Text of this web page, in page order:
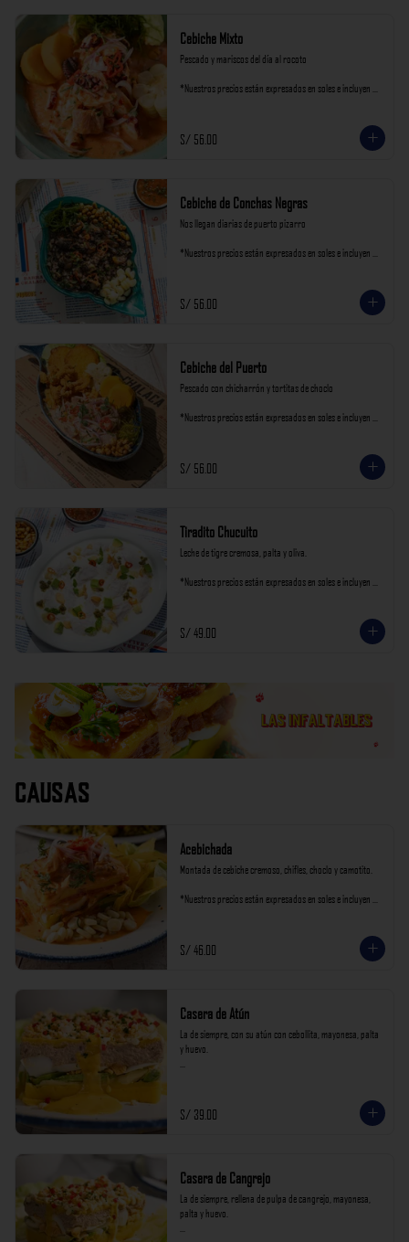
Cebiche Mixto
Pescado y mariscos del día al rocoto
*Nuestros precios están expresados en soles e incluyen
S/ 56.00
Cebiche de Conchas Negras
Nos llegan diarias de puerto pizarro
*Nuestros precios están expresados en soles e incluyen
S/ 56.00
Cebiche del Puerto
Pescado con chicharrón y tortitas de choclo
*Nuestros precios están expresados en soles e incluyen
S/ 56.00
Tiradito Chucuito
Leche de tigre cremosa, palta y oliva.
*Nuestros precios están expresados en soles e incluyen
S/ 49.00
Causas
Acebichada
Montada de cebiche cremoso, chifles, choclo y camotito.
*Nuestros precios están expresados en soles e incluyen
S/ 46.00
Casera de Atún
La de siempre, con su atún con cebollita, mayonesa, palta
y huevo.
S/ 39.00
Casera de Cangrejo
La de siempre, rellena de pulpa de cangrejo, mayonesa,
palta y huevo.